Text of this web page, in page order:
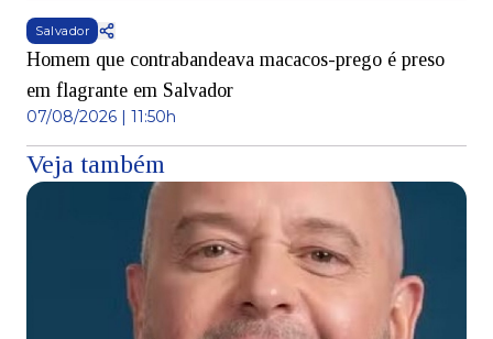
Salvador
Homem que contrabandeava macacos-prego é preso
em flagrante em Salvador
07/08/2026 | 11:50h
Veja também